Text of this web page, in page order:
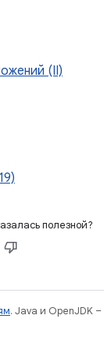
(II)
полезной?
. Java и OpenJDK